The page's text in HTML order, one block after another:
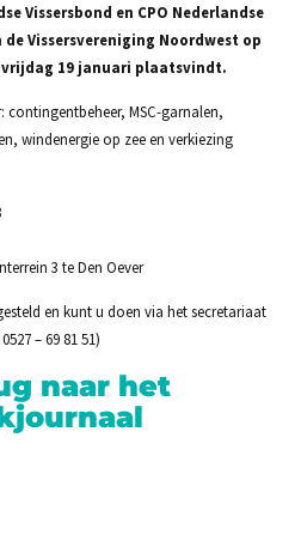
Vissersbond en CPO Nederlandse
de Vissersvereniging Noordwest op
19 januari plaatsvindt.
MSC-garnalen,
windenergie op zee en verkiezing
3 te Den Oever
en kunt u doen via het secretariaat
– 69 81 51)
naar het